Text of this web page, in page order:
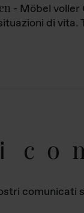
- Möbel
di
comunicati